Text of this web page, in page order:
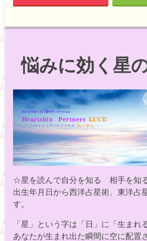
悩みに効く星
☆星を読んで自分を知る 相手を知
出生年月日から西洋占星術、東洋占
す。
「星」という字は「日」に「生まれ
あなたが生まれ出た瞬間に空に配置